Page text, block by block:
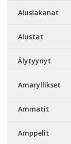
Aluslakanat
Alustat
Älytyynyt
Amaryllikset
Ammatit
Amppelit